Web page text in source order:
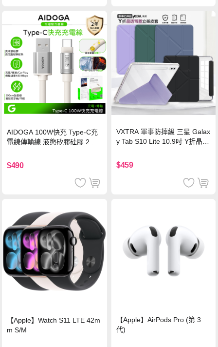
AIDOGA 100W快充 Type-C充
電線傳輸線 液態矽膠硅膠 2M
$490
VXTRA 軍事防摔級 三星 Galax
y Tab S10 Lite 10.9吋 Y折晶透
$459
【Apple】Watch S11 LTE 42m
m S/M
【Apple】AirPods Pro (第 3
代)